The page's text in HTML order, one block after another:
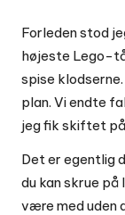
Forleden stod
højeste Lego-
spise
plan. Vi endte
jeg fik skiftet på
Det er egentlig
du kan skrue på
være med uden